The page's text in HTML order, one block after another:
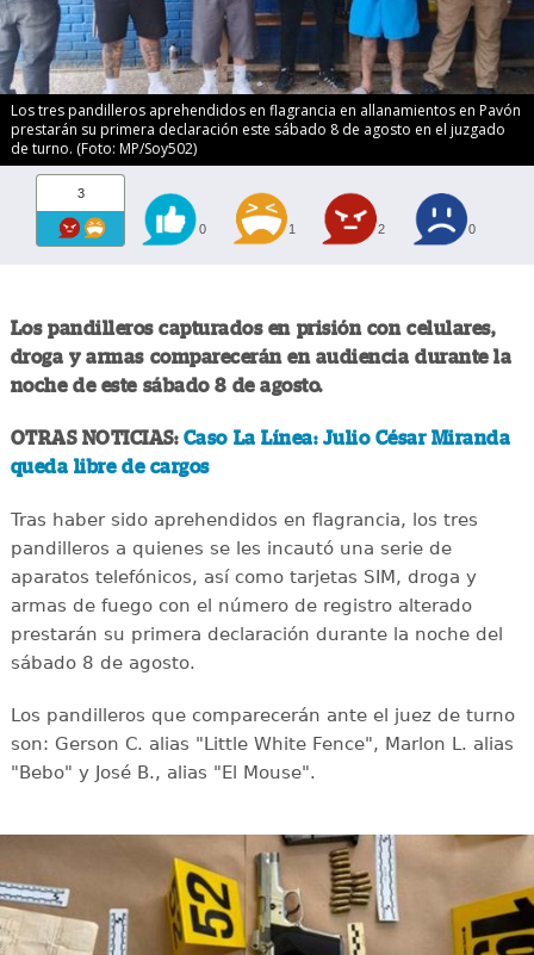
Los tres pandilleros aprehendidos en flagrancia en allanamientos en Pavón
prestarán su primera declaración este sábado 8 de agosto en el juzgado
de turno. (Foto: MP/Soy502)
3
0 1 2 0
Los pandilleros capturados en prisión con celulares,
droga y armas comparecerán en audiencia durante la
noche de este sábado 8 de agosto.
OTRAS NOTICIAS: Caso La Línea: Julio César Miranda
queda libre de cargos
Tras haber sido aprehendidos en flagrancia, los tres
pandilleros a quienes se les incautó una serie de
aparatos telefónicos, así como tarjetas SIM, droga y
armas de fuego con el número de registro alterado
prestarán su primera declaración durante la noche del
sábado 8 de agosto.
Los pandilleros que comparecerán ante el juez de turno
son: Gerson C. alias "Little White Fence", Marlon L. alias
"Bebo" y José B., alias "El Mouse".